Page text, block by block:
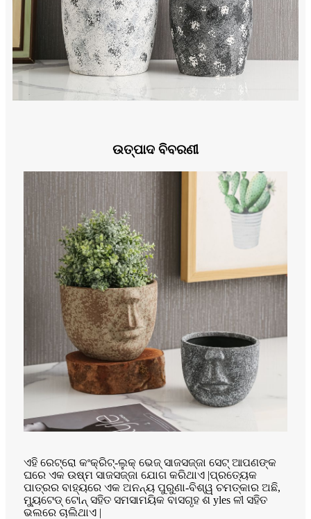
ଉତ୍ପାଦ ବିବରଣୀ
ଏହି ରେଟ୍ରୋ କଂକ୍ରିଟ୍-ଲୁକ୍ ଭେଜ୍ ସାଜସଜ୍ଜା ସେଟ୍ ଆପଣଙ୍କ
ଘରେ ଏକ ଉଷ୍ମ ସାଜସଜ୍ଜା ଯୋଗ କରିଥାଏ |ପ୍ରତ୍ୟେକ
ପାତ୍ରର ବାହ୍ୟରେ ଏକ ଅନନ୍ୟ ପୁରୁଣା-ବିଶ୍ୱ ଚମତ୍କାର ଅଛି,
ମ୍ୟୁଟେଡ୍ ଟୋନ୍ ସହିତ ସମସାମୟିକ ବାସଗୃହ ଶ yles ଳୀ ସହିତ
ଭଲରେ ଚାଲିଥାଏ |